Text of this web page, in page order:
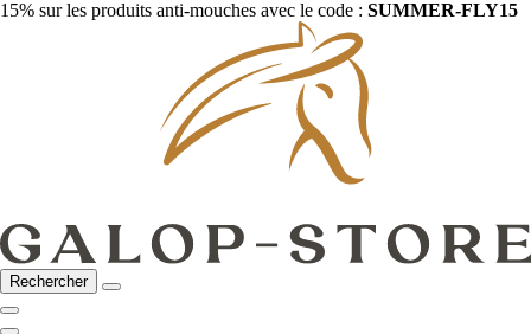
15% sur les produits anti-mouches avec le code : SUMMER-FLY15
Rechercher